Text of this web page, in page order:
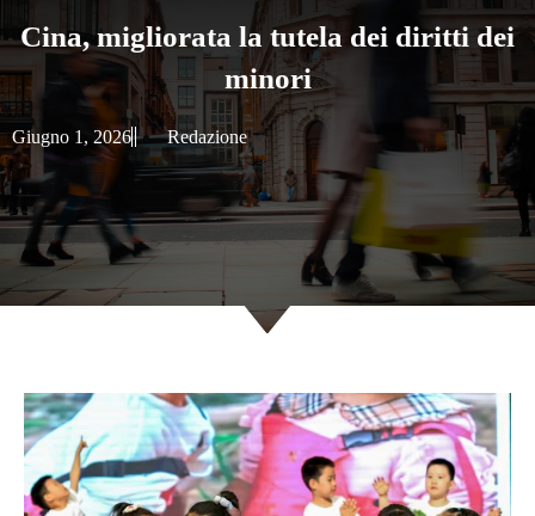
Cina, migliorata la tutela dei diritti dei
minori
Giugno 1, 2026 Redazione